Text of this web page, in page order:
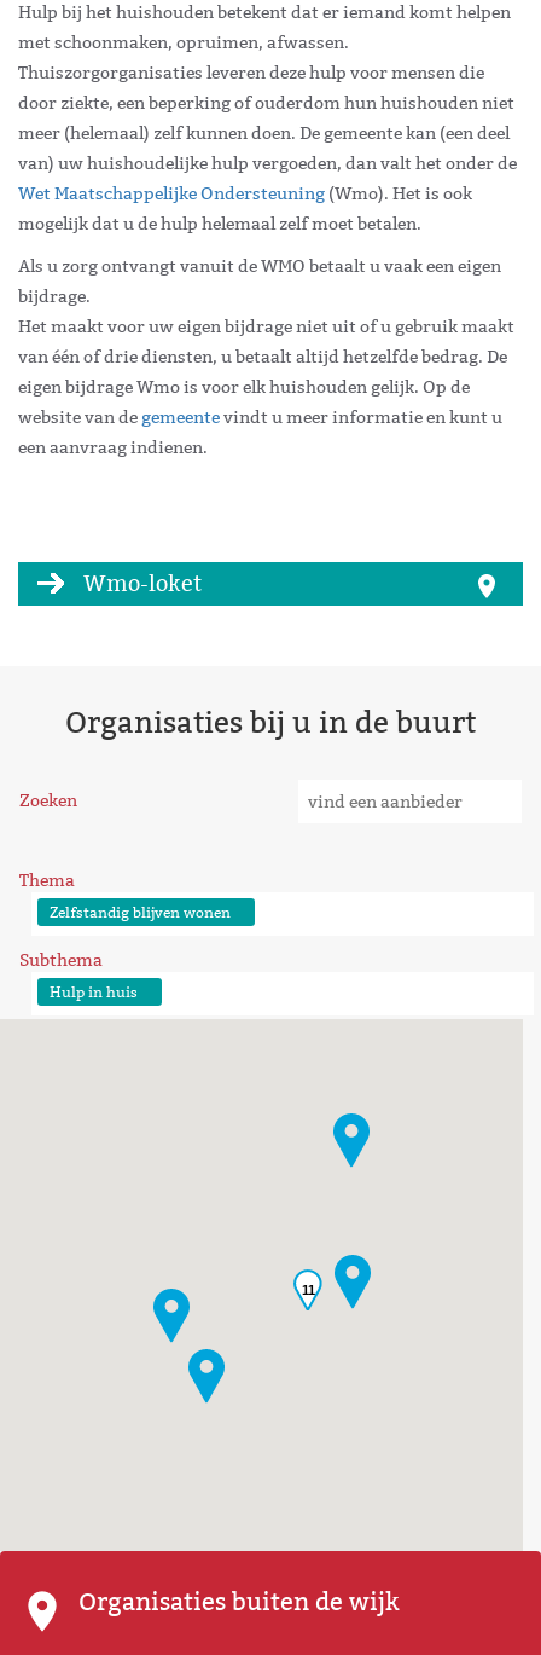
Hulp bij het huishouden betekent dat er iemand komt helpen
met schoonmaken, opruimen, afwassen.
Thuiszorgorganisaties leveren deze hulp voor mensen die
door ziekte, een beperking of ouderdom hun huishouden niet
meer (helemaal) zelf kunnen doen. De gemeente kan (een deel
van) uw huishoudelijke hulp vergoeden, dan valt het onder de
Wet Maatschappelijke Ondersteuning (Wmo). Het is ook
mogelijk dat u de hulp helemaal zelf moet betalen.
Als u zorg ontvangt vanuit de WMO betaalt u vaak een eigen
bijdrage.
Het maakt voor uw eigen bijdrage niet uit of u gebruik maakt
van één of drie diensten, u betaalt altijd hetzelfde bedrag. De
eigen bijdrage Wmo is voor elk huishouden gelijk. Op de
website van de gemeentevindt u meer informatie en kunt u
een aanvraag indienen.
Wmo-loket
Organisaties bij u in de buurt
Zoeken
Thema
Zelfstandig blijven wonen
Subthema
Hulp in huis
11
Organisaties buiten de wijk